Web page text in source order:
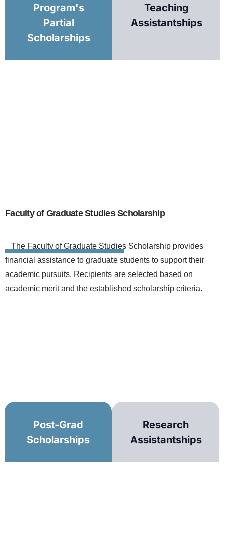
Program's
Partial
Scholarships
Teaching
Assistantships
Faculty of Graduate Studies Scholarship
The Faculty of Graduate Studies Scholarship provides
financial assistance to graduate students to support their
academic pursuits. Recipients are selected based on
academic merit and the established scholarship criteria.
Post-Grad
Scholarships
Research
Assistantships